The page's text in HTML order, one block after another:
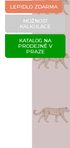
LEPIDLO ZDARMA
MOŽNOST
KALKULACE
KATALOG NA
PRODEJNĚ V
PRAZE